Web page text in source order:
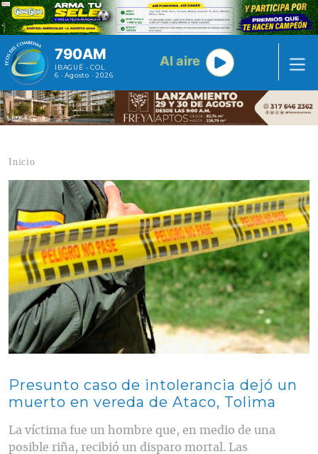
Pasar al contenido principal
790AM
IBAGUÉ - COL
6 · Agosto · 2026
Al aire
Inicio
Contenido multimedia principal
Presunto caso de intolerancia dejó un
muerto en vereda de Ataco, Tolima
La víctima fue un hombre que, en medio de una
posible riña, recibió un disparo mortal. Las